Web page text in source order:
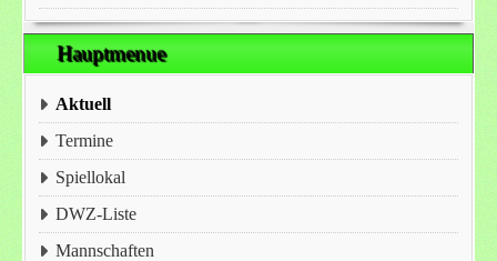
Hauptmenue
Aktuell
Termine
Spiellokal
DWZ-Liste
Mannschaften